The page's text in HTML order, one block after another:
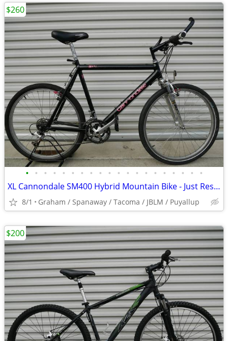
• • • • • • • • • • • • • • • • • • • •
XL Cannondale SM400 Hybrid Mountain Bike - Just Restored
8/1 Graham / Spanaway / Tacoma / JBLM / Puyallup
$260
$200